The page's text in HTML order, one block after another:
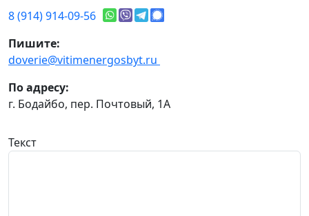
8 (914) 914-09-56
Пишите:
doverie@vitimenergosbyt.ru
По адресу:
г. Бодайбо, пер. Почтовый, 1А
Текст